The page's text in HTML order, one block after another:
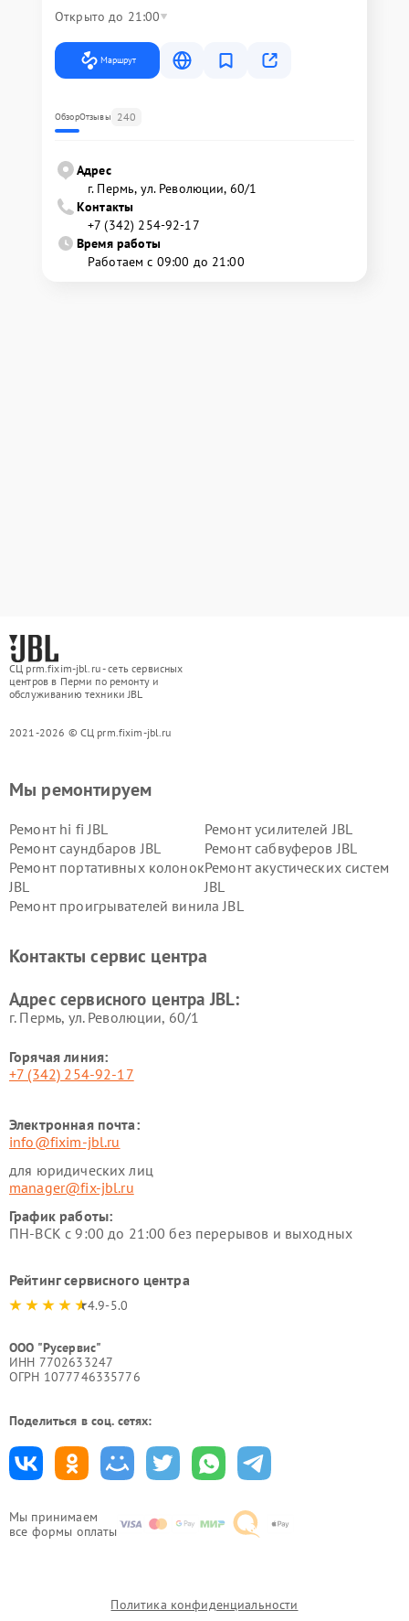
Открыто до 21:00
Маршрут
ОбзорОтзывы 240
Адрес
г. Пермь, ул. ​Революции, 60/1
Контакты
+7 (342) 254-92-17
Время работы
Работаем с 09:00 до 21:00
СЦ prm.fixim-jbl.ru - сеть сервисных
центров в Перми по ремонту и
обслуживанию техники JBL
2021-2026 © СЦ prm.fixim-jbl.ru
Мы принимаем
все формы оплаты
Мы ремонтируем
Ремонт hi fi JBL
Ремонт усилителей JBL
Ремонт саундбаров JBL
Ремонт сабвуферов JBL
Ремонт портативных колонок
JBL
Ремонт акустических систем
JBL
Ремонт проигрывателей винила JBL
Контакты сервис центра
Адрес сервисного центра JBL:
г. Пермь, ул. ​Революции, 60/1
Горячая линия:
+7 (342) 254-92-17
Электронная почта:
info@fixim-jbl.ru
для юридических лиц
manager@fix-jbl.ru
График работы:
ПН-ВСК с 9:00 до 21:00 без перерывов и выходных
Рейтинг сервисного центра
4.9-5.0
ООО "Русервис"
ИНН 7702633247
ОГРН 1077746335776
Поделиться в соц. сетях:
Политика конфиденциальности